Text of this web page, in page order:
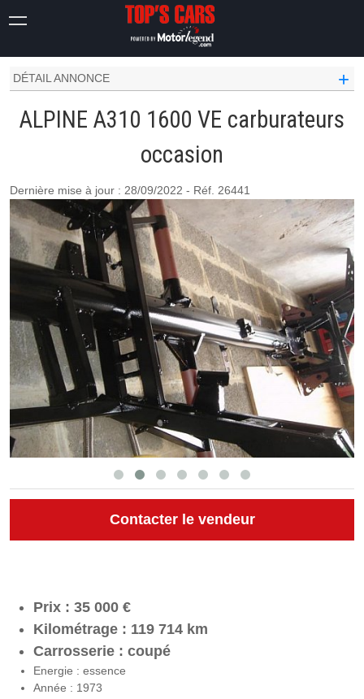
1600 VE CARBURATEURS
DÉTAIL ANNONCE
+
ALPINE A310 1600 VE carburateurs
occasion
Dernière mise à jour : 28/09/2022 - Réf. 26441
Prix : 35 000 €
Kilométrage : 119 714 km
Carrosserie : coupé
Energie : essence
Année : 1973
Contacter le vendeur